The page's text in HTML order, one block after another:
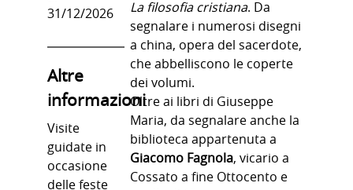
31/12/2026
Altre
informazioni
Visite
guidate in
occasione
delle feste
La filosofia cristiana. Da
segnalare i numerosi disegni
a china, opera del sacerdote,
che abbelliscono le coperte
dei volumi.
Oltre ai libri di Giuseppe
Maria, da segnalare anche la
biblioteca appartenuta a
Giacomo Fagnola, vicario a
Cossato a fine Ottocento e